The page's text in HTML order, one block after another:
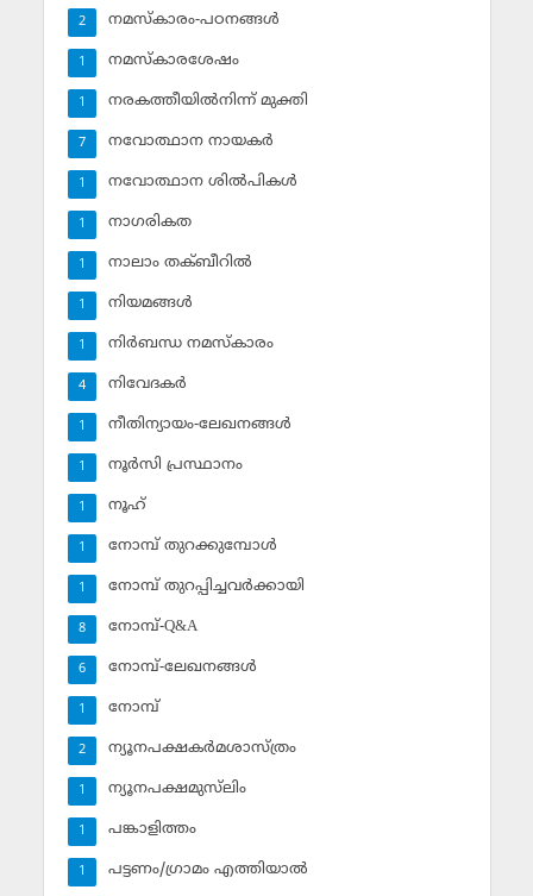
നമസ്‌കാരം-പഠനങ്ങള്‍
2
നമസ്‌കാരശേഷം
1
നരകത്തീയില്‍നിന്ന് മുക്തി
1
നവോത്ഥാന നായകര്‍
7
നവോത്ഥാന ശില്‍പികള്‍
1
നാഗരികത
1
നാലാം തക്ബീറില്‍
1
നിയമങ്ങള്‍
1
നിര്‍ബന്ധ നമസ്‌കാരം
1
നിവേദകര്‍
4
നീതിന്യായം-ലേഖനങ്ങള്‍
1
നൂര്‍സി പ്രസ്ഥാനം
1
നൂഹ്‌
1
നോമ്പ് തുറക്കുമ്പോള്‍
1
നോമ്പ് തുറപ്പിച്ചവര്‍ക്കായി
1
നോമ്പ്-Q&A
8
നോമ്പ്-ലേഖനങ്ങള്‍
6
നോമ്പ്‌
1
ന്യൂനപക്ഷകര്‍മശാസ്ത്രം
2
ന്യൂനപക്ഷമുസ്‌ലിം
1
പങ്കാളിത്തം
1
പട്ടണം/ഗ്രാമം എത്തിയാല്‍
1